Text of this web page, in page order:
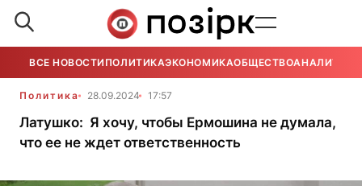
ВСЕ НОВОСТИ ПОЛИТИКАЭКОНОМИКАОБЩЕСТВОАНАЛИТИКА
Политика 28.09.2024 17:57
Латушко: Я хочу, чтобы Ермошина не думала,
что ее не ждет ответственность